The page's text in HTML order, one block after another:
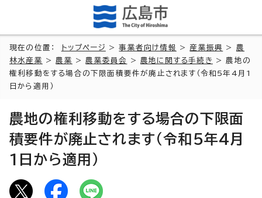
現在の位置： トップページ >事業者向け情報 > 産業振興 > 農
林水産業
> 農業 > 農業委員会 > 農地に関する手続き > 農地の
権利移動をする場合の下限面積要件が廃止されます（令和5年4月1
日から適用）
農地の権利移動をする場合の下限面
積要件が廃止されます（令和5年4月
1日から適用）